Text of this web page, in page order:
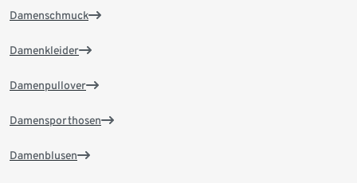
Damenschmuck
Damenkleider
Damenpullover
Damensporthosen
Damenblusen